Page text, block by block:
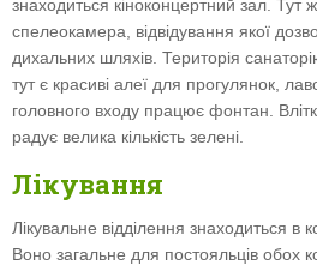
знаходиться кіноконцертний зал. Тут
спелеокамера, відвідування якої
дихальних шляхів. Територія
тут є красиві алеї для прогулянок,
головного входу працює фонтан.
радує велика кількість зелені.
Лікування
Лікувальне відділення знаходиться в
Воно загальне для постояльців обох